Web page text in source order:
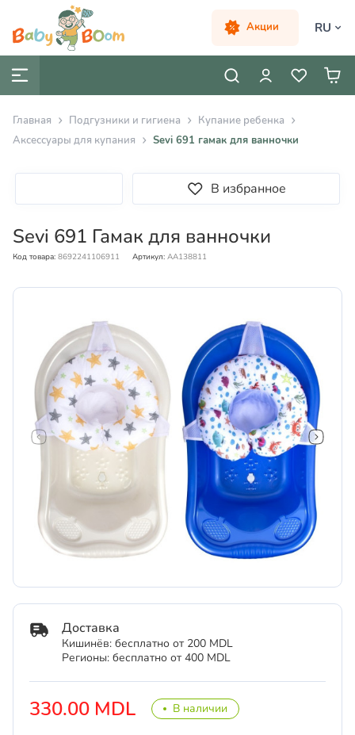
Акции RU
Главная Подгузники и гигиена
Купание ребенка
Аксессуары для купания
Sevi 691 гамак для ванночки
В избранное
Sevi 691 Гамак для ванночки
Код товара: 8692241106911 Артикул: AA138811
330.00 MDL В наличии
Доставка
Кишинёв: бесплатно от 200 MDL
Регионы: бесплатно от 400 MDL